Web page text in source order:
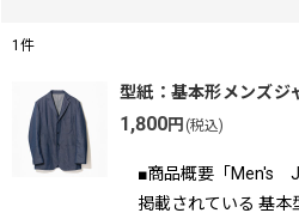
並び順:
1 件
型紙：基本形メンズジ
1,800円 (税込)
■商品概要「Men's
掲載されている 基本